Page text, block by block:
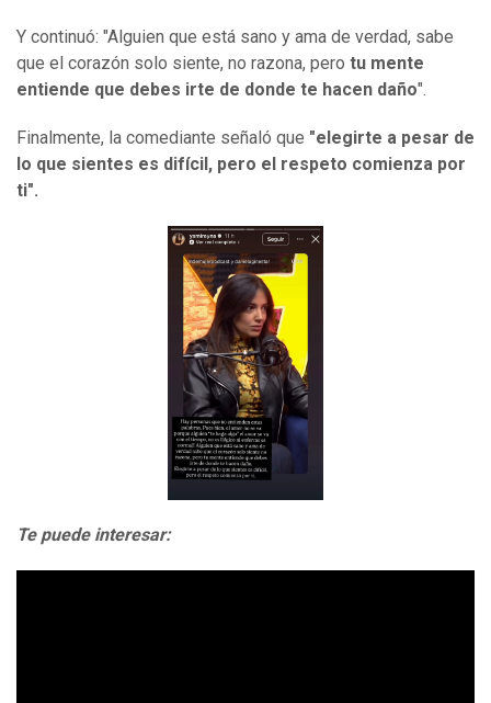
Y continuó: "Alguien que está sano y ama de verdad, sabe
que el corazón solo siente, no razona, pero tu mente
entiende que debes irte de donde te hacen daño".
Finalmente, la comediante señaló que "elegirte a pesar de
lo que sientes es difícil, pero el respeto comienza por
ti".
Te puede interesar: